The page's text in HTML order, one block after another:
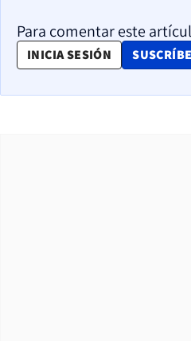
Para comentar este
INICIA SESIÓN OPENS IN